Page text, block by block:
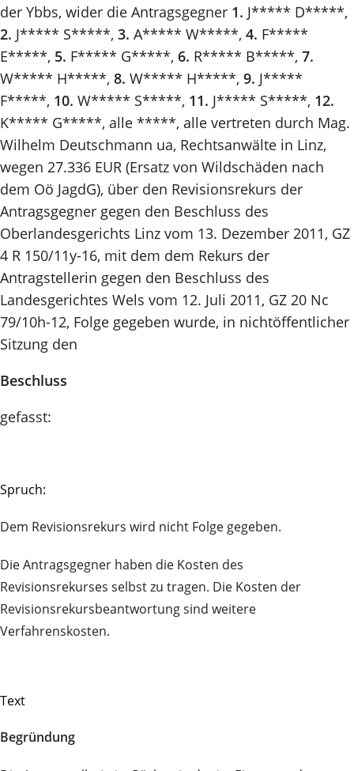
der Ybbs, wider die Antragsgegner 1. J***** D*****,
2. J***** S*****, 3. A***** W*****, 4. F*****
E*****, 5. F***** G*****, 6. R***** B*****, 7.
W***** H*****, 8. W***** H*****, 9. J*****
F*****, 10. W***** S*****, 11. J***** S*****, 12.
K***** G*****, alle *****, alle vertreten durch Mag.
Wilhelm Deutschmann ua, Rechtsanwälte in Linz,
wegen 27.336 EUR (Ersatz von Wildschäden nach
dem Oö JagdG), über den Revisionsrekurs der
Antragsgegner gegen den Beschluss des
Oberlandesgerichts Linz vom 13. Dezember 2011, GZ
4 R 150/11y-16, mit dem dem Rekurs der
Antragstellerin gegen den Beschluss des
Landesgerichtes Wels vom 12. Juli 2011, GZ 20 Nc
79/10h-12, Folge gegeben wurde, in nichtöffentlicher
Sitzung den
Beschluss
gefasst:
Spruch:
Dem Revisionsrekurs wird nicht Folge gegeben.
Die Antragsgegner haben die Kosten des
Revisionsrekurses selbst zu tragen. Die Kosten der
Revisionsrekursbeantwortung sind weitere
Verfahrenskosten.
Text
Begründung